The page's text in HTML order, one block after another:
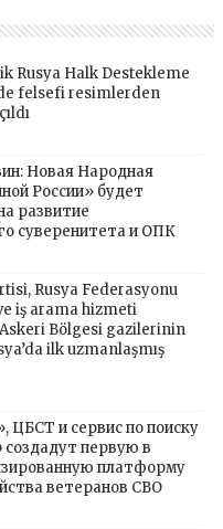
Rusya Halk Destekleme
felsefi resimlerden
Новая Народная
России» будет
развитие
суверенитета и ОПК
Rusya Federasyonu
iş arama hizmeti
Askeri Bölgesi gazilerinin
ilk uzmanlaşmış
ЦБСТ и сервис по поиску
создадут первую в
платформу
ветеранов СВО